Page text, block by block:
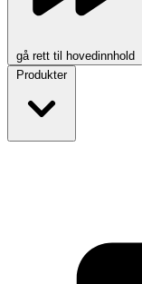
gå rett til hovedinnhold
Produkter